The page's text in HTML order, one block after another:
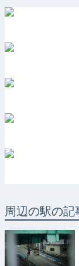
周辺の駅の記